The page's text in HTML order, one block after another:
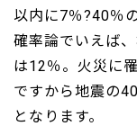
以内に7％?40％
確率論でいえば
は12％。火災に
ですから地震の
となります。